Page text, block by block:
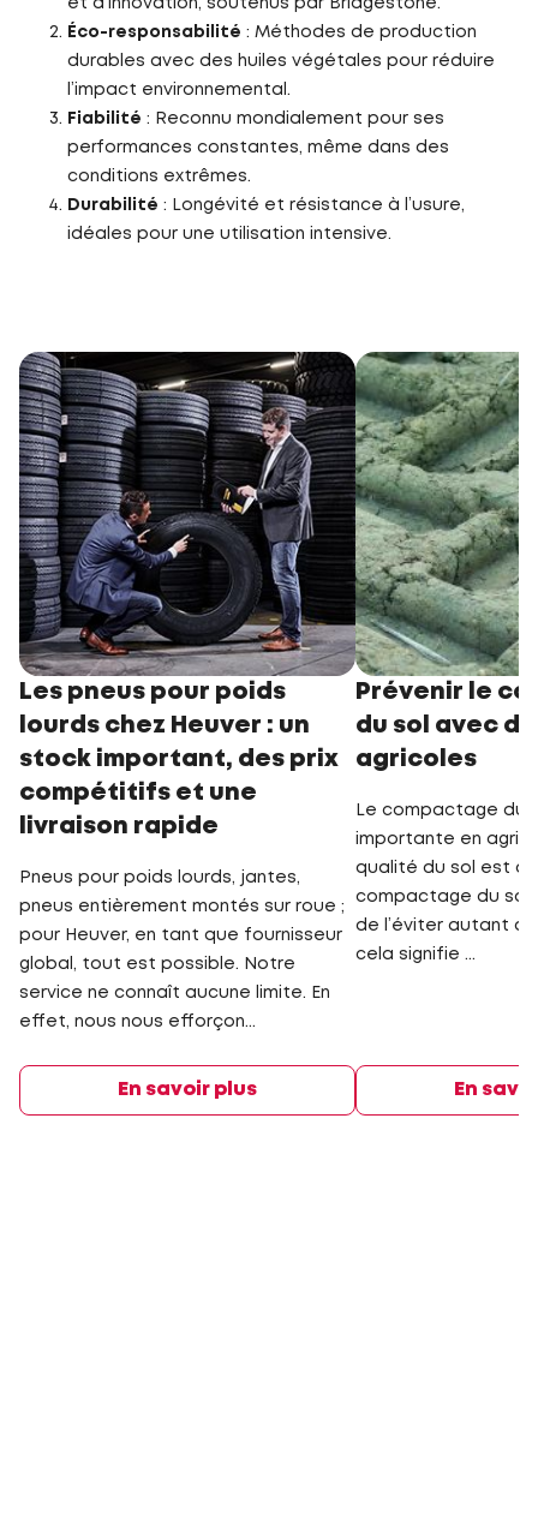
et d’innovation, soutenus par Bridgestone.
Éco-responsabilité : Méthodes de production
durables avec des huiles végétales pour réduire
l’impact environnemental.
Fiabilité : Reconnu mondialement pour ses
performances constantes, même dans des
conditions extrêmes.
Durabilité : Longévité et résistance à l’usure,
idéales pour une utilisation intensive.
Les pneus pour poids
lourds chez Heuver : un
stock important, des prix
compétitifs et une
livraison rapide
Pneus pour poids lourds, jantes,
pneus entièrement montés sur roue ;
pour Heuver, en tant que fournisseur
global, tout est possible. Notre
service ne connaît aucune limite. En
effet, nous nous efforçon...
En savoir plus
Prévenir le
du sol avec
agricoles
Le compactage du
importante en
qualité du sol est
compactage du sol.
de l’éviter autant
cela signifie ...
En